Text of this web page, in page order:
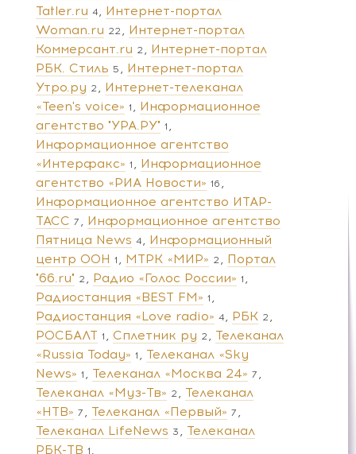
Tatler.ru 4
Интернет-портал
Woman.ru 22
Интернет-портал
Коммерсант.ru 2
Интернет-портал
РБК. Стиль 5
Интернет-портал
Утро.ру 2
Интернет-телеканал
«Teen's voice» 1
Информационное
агентство "УРА.РУ" 1
Информационное агентство
«Интерфакс» 1
Информационное
агентство «РИА Новости» 16
Информационное агентство ИТАР-
ТАСС 7
Информационное агентство
Пятница News 4
Информационный
центр ООН 1 МТРК «МИР» 2
Портал
"66.ru" 2 Радио «Голос России» 1
Радиостанция «BEST FM» 1
Радиостанция «Love radio» 4 РБК 2
РОСБАЛТ 1 Сплетник ру 2
Телеканал
«Russia Today» 1
Телеканал «Sky
News» 1 Телеканал «Москва 24» 7
Телеканал «Муз-Тв» 2
Телеканал
«НТВ» 7 Телеканал «Первый» 7
Телеканал LifeNews 3
Телеканал
РБК-ТВ 1